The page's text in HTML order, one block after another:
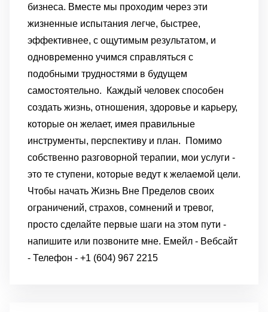
бизнеса. Вместе мы проходим через эти
жизненные испытания легче, быстрее,
эффективнее, с ощутимым результатом, и
одновременно учимся справляться с
подобными трудностями в будущем
самостоятельно. Каждый человек способен
создать жизнь, отношения, здоровье и карьеру,
которые он желает, имея правильные
инструменты, перспективу и план. Помимо
собственно разговорной терапии, мои услуги -
это те ступени, которые ведут к желаемой цели.
Чтобы начать Жизнь Вне Пределов своих
ограничений, страхов, сомнений и тревог,
просто сделайте первые шаги на этом пути -
напишите или позвоните мне. Eмeйл - Вебсайт
- Телефон - +1 (604) 967 2215